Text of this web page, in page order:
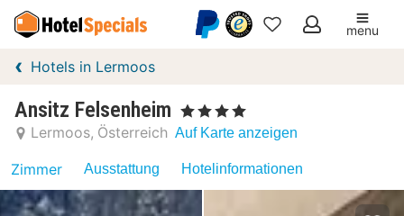
Meine
menu
Hotels in Lermoos
Ansitz Felsenheim , 4 Sterne
Lermoos Österreich Auf Karte anzeigen
Zimmer Ausstattung Hotelinformationen